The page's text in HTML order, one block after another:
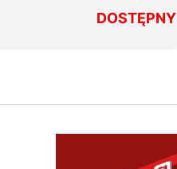
DOSTĘPNY